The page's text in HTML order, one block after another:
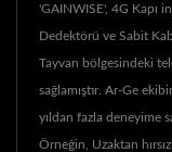
'GAINWISE', 4G Kapı
Dedektörü ve Sabit
Tayvan bölgesindeki
sağlamıştır. Ar-Ge
yıldan fazla deneyime
Örneğin, Uzaktan